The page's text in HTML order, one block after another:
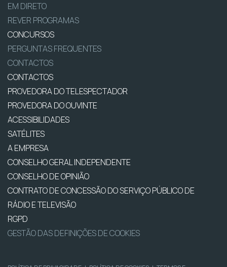
EM DIRETO
REVER PROGRAMAS
CONCURSOS
PERGUNTAS FREQUENTES
CONTACTOS
CONTACTOS
PROVEDORA DO TELESPECTADOR
PROVEDORA DO OUVINTE
ACESSIBILIDADES
SATÉLITES
A EMPRESA
CONSELHO GERAL INDEPENDENTE
CONSELHO DE OPINIÃO
CONTRATO DE CONCESSÃO DO SERVIÇO PÚBLICO DE
RÁDIO E TELEVISÃO
RGPD
GESTÃO DAS DEFINIÇÕES DE COOKIES